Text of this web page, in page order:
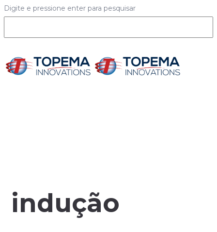
Digite e pressione enter para pesquisar
indução